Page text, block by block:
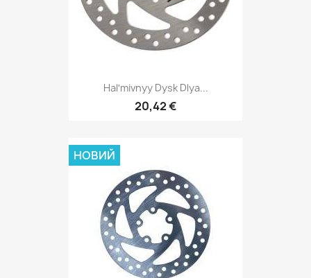
Halʹmivnyy Dysk Dlya...
20,42 €
НОВИЙ